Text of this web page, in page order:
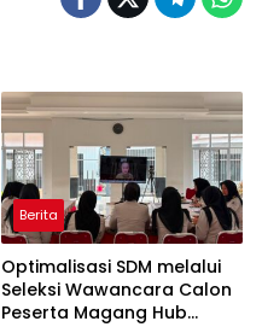
Berita
Optimalisasi SDM melalui
Seleksi Wawancara Calon
Peserta Magang Hub